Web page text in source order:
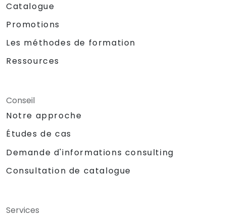
Catalogue
Promotions
Les méthodes de formation
Ressources
Conseil
Notre approche
Études de cas
Demande d'informations consulting
Consultation de catalogue
Services